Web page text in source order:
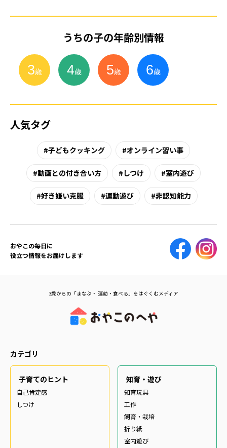
うちの子の年齢別情報
3歳 4歳 5歳 6歳
人気タグ
子どもクッキング オンライン習い事
動画との付き合い方 しつけ 室内遊び
好き嫌い克服 運動遊び 非認知能力
おやこの毎日に
役立つ情報をお届けします
3歳からの「まなぶ・ 運動・食べる」をはぐくむメディア
カテゴリ
子育てのヒント
自己肯定感
しつけ
知育・遊び
知育玩具
工作
飼育・栽培
折り紙
室内遊び